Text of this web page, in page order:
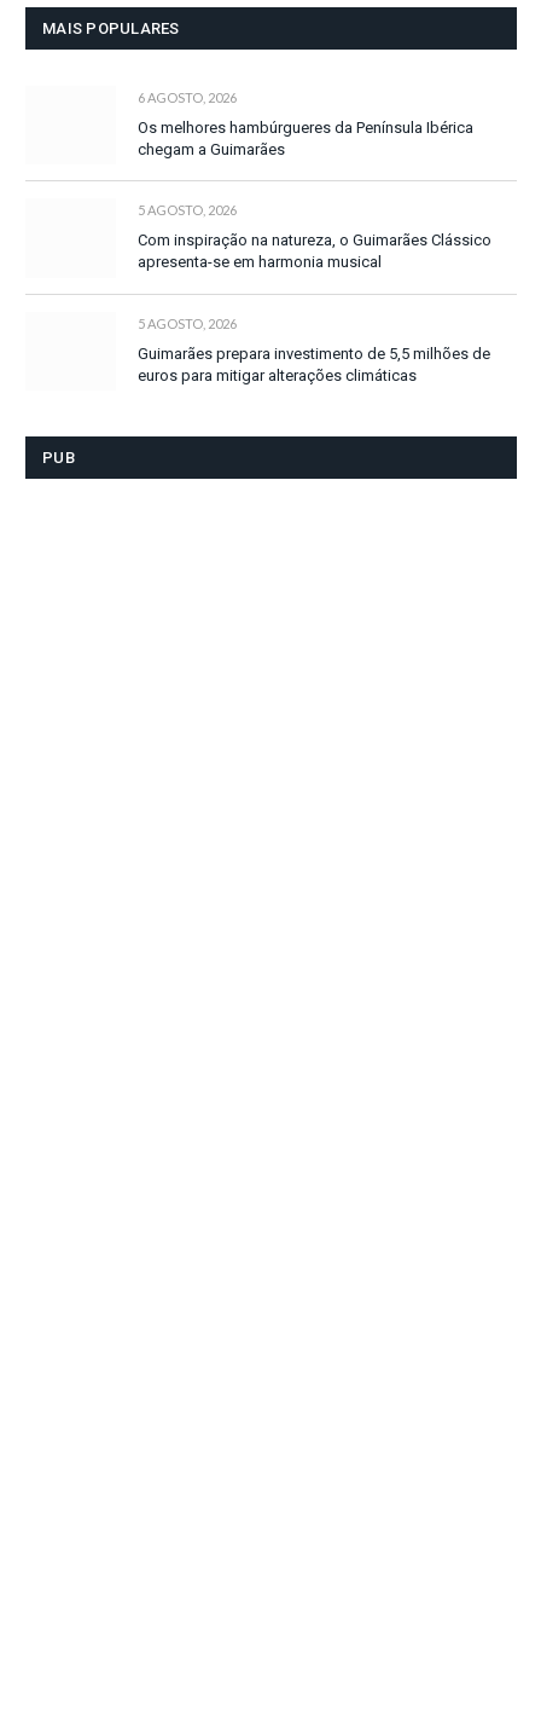
MAIS POPULARES
6 AGOSTO, 2026
Os melhores hambúrgueres da Península Ibérica
chegam a Guimarães
5 AGOSTO, 2026
Com inspiração na natureza, o Guimarães Clássico
apresenta-se em harmonia musical
5 AGOSTO, 2026
Guimarães prepara investimento de 5,5 milhões de
euros para mitigar alterações climáticas
PUB